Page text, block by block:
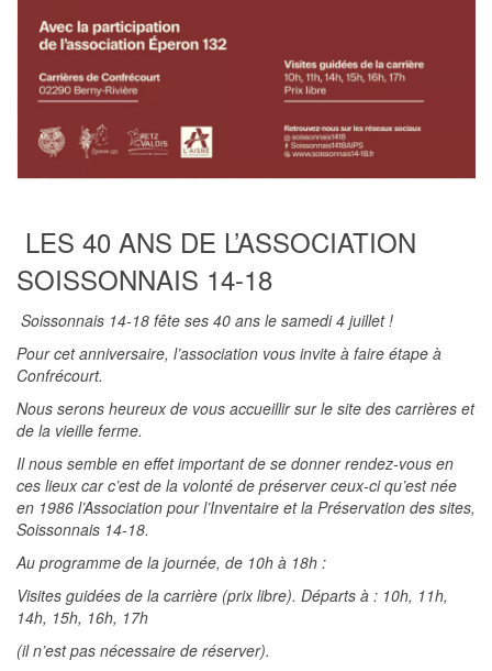
LES 40 ANS DE L’ASSOCIATION
SOISSONNAIS 14-18
Soissonnais 14-18 fête ses 40 ans le samedi 4 juillet !
Pour cet anniversaire, l’association vous invite à faire étape à
Confrécourt.
Nous serons heureux de vous accueillir sur le site des carrières et
de la vieille ferme.
Il nous semble en effet important de se donner rendez-vous en
ces lieux car c’est de la volonté de préserver ceux-ci qu’est née
en 1986 l’Association pour l’Inventaire et la Préservation des sites,
Soissonnais 14-18.
Au programme de la journée, de 10h à 18h :
Visites guidées de la carrière (prix libre). Départs à : 10h, 11h,
14h, 15h, 16h, 17h
(il n’est pas nécessaire de réserver).